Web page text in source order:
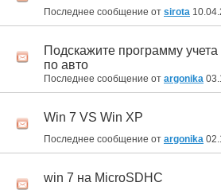
Последнее сообщение от sirota
Подскажите программу учета
по авто
Последнее сообщение от argonika
Win 7 VS Win XP
Последнее сообщение от argonika
win 7 на MicroSDHC